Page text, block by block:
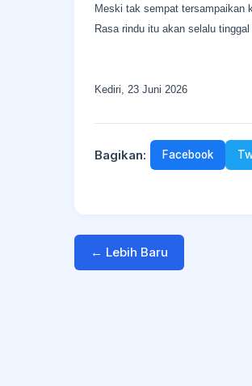
Meski tak sempat tersampaikan
Rasa rindu itu akan selalu
Kediri, 23 Juni 2026
Bagikan: Facebook
← Lebih Baru